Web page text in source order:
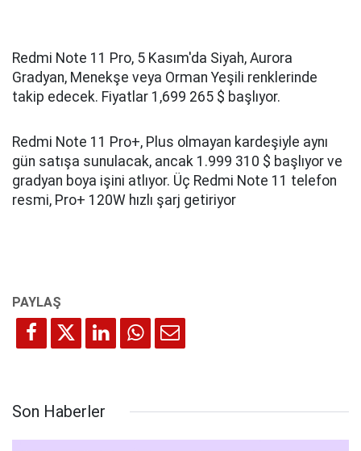
Redmi Note 11 Pro, 5 Kasım'da Siyah, Aurora
Gradyan, Menekşe veya Orman Yeşili renklerinde
takip edecek. Fiyatlar 1,699 265 $ başlıyor.
Redmi Note 11 Pro+, Plus olmayan kardeşiyle aynı
gün satışa sunulacak, ancak 1.999 310 $ başlıyor ve
gradyan boya işini atlıyor. Üç Redmi Note 11 telefon
resmi, Pro+ 120W hızlı şarj getiriyor
Son Haberler